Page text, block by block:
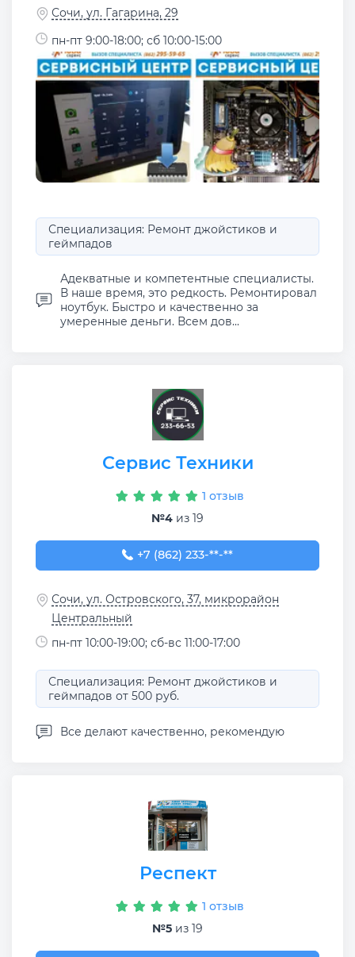
Сочи, ул. Гагарина, 29
пн-пт 9:00-18:00; сб 10:00-15:00
Специализация: Ремонт джойстиков и
геймпадов
Адекватные и компетентные специалисты.
В наше время, это редкость. Ремонтировал
ноутбук. Быстро и качественно за
умеренные деньги. Всем дов...
Сервис Техники
1 отзыв
№4 из 19
+7 (862) 233-66-53
+7 (862) 233-**-**
Сочи, ул. Островского, 37, микрорайон
Центральный
пн-пт 10:00-19:00; сб-вс 11:00-17:00
Специализация: Ремонт джойстиков и
геймпадов от 500 руб.
Все делают качественно, рекомендую
Респект
1 отзыв
№5 из 19